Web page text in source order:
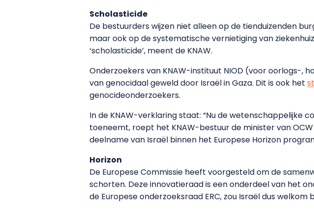
Scholasticide
De bestuurders wijzen niet alleen op de tienduizenden
maar ook op de systematische vernietiging van
‘scholasticide’, meent de KNAW.
Onderzoekers van KNAW-instituut NIOD (voor oorlogs-,
van genocidaal geweld door Israël in Gaza. Dit is ook het
genocideonderzoekers.
In de KNAW-verklaring staat: “Nu de wetenschappelijke
toeneemt, roept het KNAW-bestuur de minister van
deelname van Israël binnen het Europese Horizon
Horizon
De Europese Commissie heeft voorgesteld om de
schorten. Deze innovatieraad is een onderdeel van het
de Europese onderzoeksraad ERC, zou Israël dus welkom